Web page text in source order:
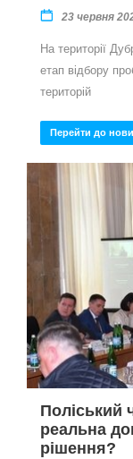
23 червня
На території
етап відбору
територій
Перейти до
Поліський
реальна
рішення?